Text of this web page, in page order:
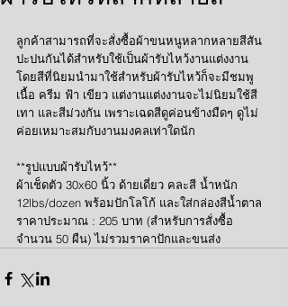
ลูกค้าสามารถที่จะสั่งซื้อผ้าขนหนูหลากหลายสีสัน
ปะปนกันได้สำหรับใช้เป็นผ้ารับไหว้งานแต่งงาน
โดยสีที่นิยมนำมาใช้สำหรับผ้ารับไหว้ก็จะมีชมพู
เนื้อ ครีม ฟ้า เขียว แต่งานแต่งงานจะไม่นิยมใช้สี
เทา และสีม่วงกัน เพราะเฉดสีดูค่อนข้างมืดๆ ดูไม่
ค่อยเหมาะสมกับงานมงคลเท่าใดนัก
**รูปแบบผ้ารับไหว้**
ผ้าเช็ดตัว 30x60 นิ้ว ด้ายเดี่ยว คละสี น้ำหนัก
12lbs/dozen พร้อมปักโลโก้ และใส่กล่องสีน้ำตาล
ราคาประมาณ : 205 บาท (สำหรับการสั่งซื้อ
จำนวน 50 ผืน) ไม่รวมราคาปักและขนส่ง